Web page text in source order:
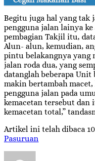
Begitu juga hal yang tak
pengguna jalan lainya
pembagian Takjil itu,
Alun- alun, kemudian,
pintu belakangnya yang
jalan roda dua, yang
datanglah beberapa
makin bertambah
pengguna jalan pada
kemacetan tersebut
kemacetan total,”
Artikel ini telah dibaca
Pasuruan